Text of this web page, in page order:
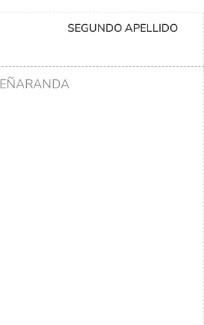
SEGUNDO APELLIDO